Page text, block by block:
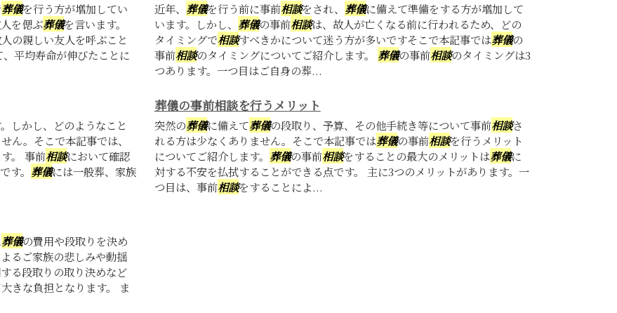
葬儀を行う方が増加してい
を偲ぶ葬儀を言います。
の親しい友人を呼ぶこと
平均寿命が伸びたことに
近年、 葬儀を行う前に事前相談をされ、 葬儀に備えて準備をする方が増加して
います。しかし、 葬儀の事前相談は、故人が亡くなる前に行われるため、どの
タイミングで相談すべきかについて迷う方が多いですそこで本記事では葬儀の
事前相談のタイミングについてご紹介します。 葬儀の事前相談のタイミングは3
つあります。一つ目はご自身の葬...
しかし、どのようなこと
ん。そこで本記事では、
。 事前相談において確認
す。 葬儀には一般葬、家族
葬儀の事前相談を行うメリット
突然の葬儀に備えて葬儀の段取り、予算、その他手続き等について事前相談さ
れる方は少なくありません。そこで本記事では葬儀の事前相談を行うメリット
についてご紹介します。 葬儀の事前相談をすることの最大のメリットは葬儀に
対する不安を払拭することができる点です。 主に3つのメリットがあります。一
つ目は、事前相談をすることによ...
葬儀の費用や段取りを決め
るご家族の悲しみや動揺
る段取りの取り決めなど
きな負担となります。 ま